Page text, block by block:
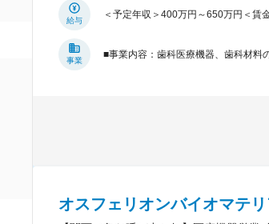
給与
＜予定年収＞400万円～650万円＜賃
事業
■事業内容：歯科医療機器、歯科材料
オスフェリオンバイオマテ